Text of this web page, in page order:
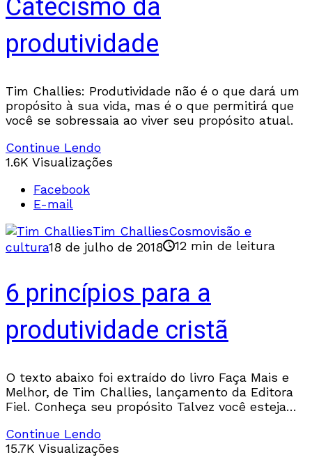
produtividade
Tim Challies: Produtividade não é o que dará um
propósito à sua vida, mas é o que permitirá que
você se sobressaia ao viver seu propósito atual.
Continue Lendo
1.6K Visualizações
Facebook
E-mail
Tim ChalliesCosmovisão e
cultura18 de julho de 2018 12 min de leitura
6 princípios para a
produtividade cristã
O texto abaixo foi extraído do livro Faça Mais e
Melhor, de Tim Challies, lançamento da Editora
Fiel. Conheça seu propósito Talvez você esteja
Continue Lendo
15.7K Visualizações